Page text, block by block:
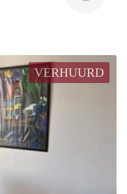
VERHUURD